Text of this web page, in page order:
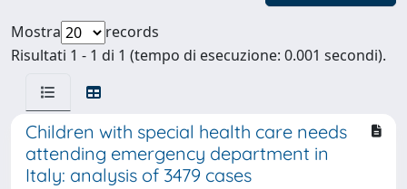
Mostra
records
Risultati 1 - 1 di 1 (tempo di esecuzione: 0.001 secondi).
Children with special health care needs
attending emergency department in
Italy: analysis of 3479 cases